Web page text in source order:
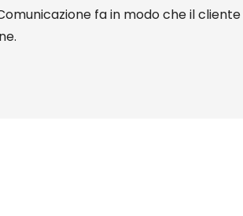
fa in modo che il